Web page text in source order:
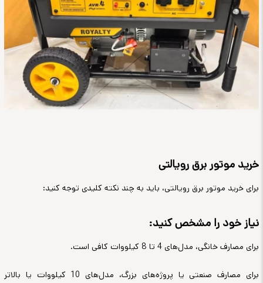
خرید موتور برق رویالتی
برای خرید موتور برق رویالتی، باید به چند نکته کلیدی توجه کنید:
نیاز خود را مشخص کنید:
برای مصارف خانگی، مدل‌های 4 تا 8 کیلووات کافی است.
برای مصارف صنعتی یا پروژه‌های بزرگ، مدل‌های 10 کیلووات یا بالاتر